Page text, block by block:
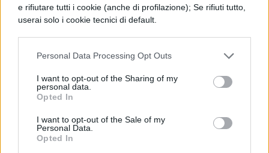
e rifiutare tutti i cookie (anche di profilazione); Se rifiuti tutto,
userai solo i cookie tecnici di default.
Personal Data Processing Opt Outs
I want to opt-out of the Sharing of my
personal data.
Opted In
I want to opt-out of the Sale of my
Personal Data.
Opted In
TI POTREBBE INTERESSARE
PERIODO CLASSICO
De Legibus, Libro 1, Paragrafo 10